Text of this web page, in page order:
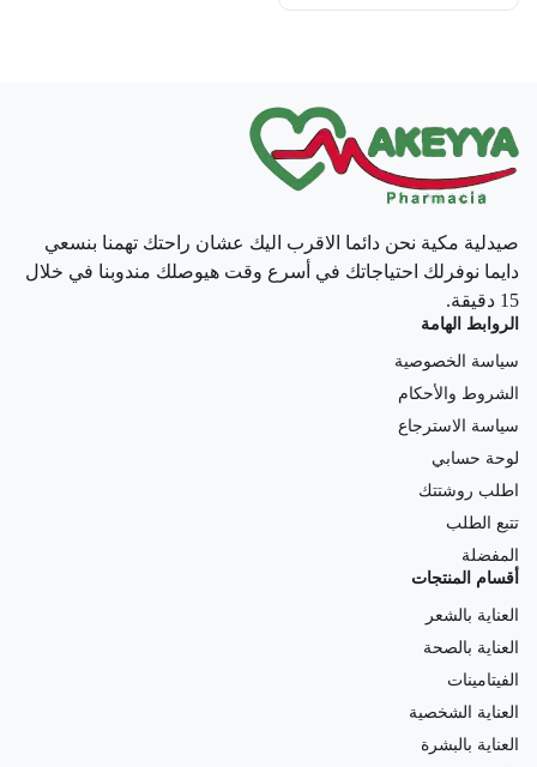
صيدلية مكية نحن دائما الاقرب اليك عشان راحتك تهمنا بنسعي
دايما نوفرلك احتياجاتك في أسرع وقت هيوصلك مندوبنا في خلال
15 دقيقة.
الروابط الهامة
سياسة الخصوصية
الشروط والأحكام
سياسة الاسترجاع
لوحة حسابي
اطلب روشتتك
تتبع الطلب
المفضلة
أقسام المنتجات
العناية بالشعر
العناية بالصحة
الفيتامينات
العناية الشخصية
العناية بالبشرة